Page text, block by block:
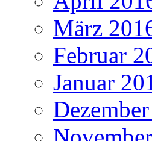
März
Februar
Januar